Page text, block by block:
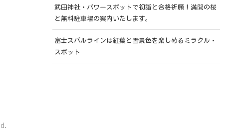
武田神社・パワースポットで初詣と合格祈願！満開の桜
と無料駐車場の案内いたします。
富士スバルラインは紅葉と雪景色を楽しめるミラクル・
スポット